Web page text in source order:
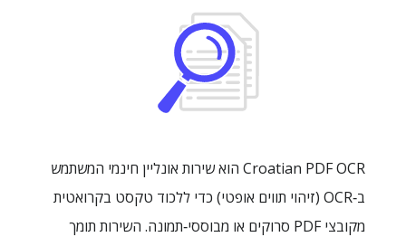
Croatian PDF OCR הוא שירות אונליין חינמי המשתמש
ב‑OCR (זיהוי תווים אופטי) כדי ללכוד טקסט בקרואטית
מקובצי PDF סרוקים או מבוססי‑תמונה. השירות תומך